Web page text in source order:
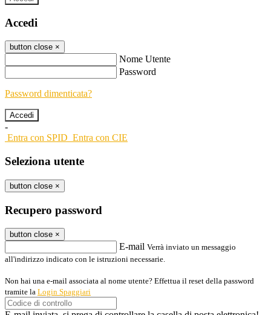
Accedi
button close ×
Nome Utente
Password
Password dimenticata?
-
Entra con SPID Entra con CIE
Seleziona utente
button close ×
Recupero password
button close ×
E-mail Verrà inviato un messaggio
all'indirizzo indicato con le istruzioni necessarie.
Non hai una e-mail associata al nome utente? Effettua il reset della password
tramite la Login Spaggiari